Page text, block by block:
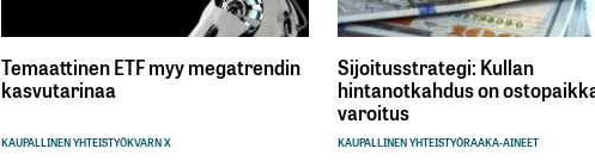
Temaattinen ETF myy megatrendin
kasvutarinaa
KAUPALLINEN YHTEISTYÖKVARN X
Sijoitusstrategi: Kullan
hintanotkahdus on
varoitus
KAUPALLINEN YHTEISTYÖRAAKA-AINEET